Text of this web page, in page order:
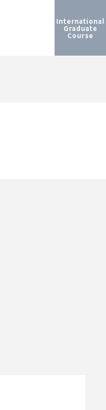
International
Graduate
Course